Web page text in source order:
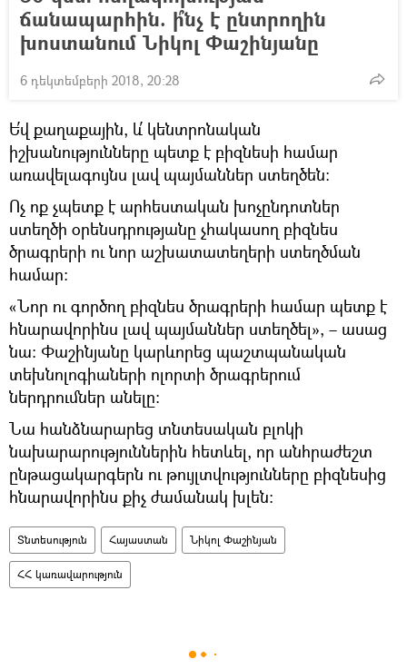
ճանապարհին. ի՞նչ է ընտրողին
խոստանում Նիկոլ Փաշինյանը
6 դեկտեմբերի 2018, 20:28
Ե՛վ քաղաքային, և՛ կենտրոնական
իշխանությունները պետք է բիզնեսի համար
առավելագույնս լավ պայմաններ ստեղծեն։
Ոչ ոք չպետք է արհեստական խոչընդոտներ
ստեղծի օրենսդրությանը չհակասող բիզնես
ծրագրերի ու նոր աշխատատեղերի ստեղծման
համար։
«Նոր ու գործող բիզնես ծրագրերի համար պետք է
հնարավորինս լավ պայմաններ ստեղծել», – ասաց
նա։ Փաշինյանը կարևորեց պաշտպանական
տեխնոլոգիաների ոլորտի ծրագրերում
ներդրումներ անելը։
Նա հանձնարարեց տնտեսական բլոկի
նախարարություններին հետևել, որ անհրաժեշտ
ընթացակարգերն ու թույլտվությունները բիզնեսից
հնարավորինս քիչ ժամանակ խլեն։
Տնտեսություն Հայաստան Նիկոլ Փաշինյան
ՀՀ կառավարություն